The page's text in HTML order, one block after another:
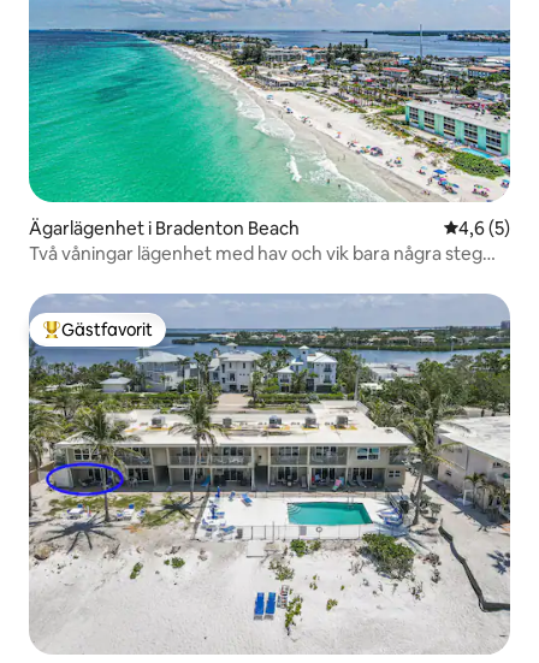
Ägarlägenhet i Bradenton Beach 4,6 av 5 i
4,6 (5)
Två våningar lägenhet med hav och vik bara några steg
Populär gästfavorit
Gästfavorit